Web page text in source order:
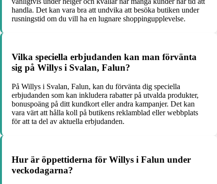
handla. Det kan vara bra att undvika att besöka butiken under
rusningstid om du vill ha en lugnare shoppingupplevelse.
Vilka speciella erbjudanden kan man förvänta
sig på Willys i Svalan, Falun?
På Willys i Svalan, Falun, kan du förvänta dig speciella
erbjudanden som kan inkludera rabatter på utvalda produkter,
bonuspoäng på ditt kundkort eller andra kampanjer. Det kan
vara värt att hålla koll på butikens reklamblad eller webbplats
för att ta del av aktuella erbjudanden.
Hur är öppettiderna för Willys i Falun under
veckodagarna?